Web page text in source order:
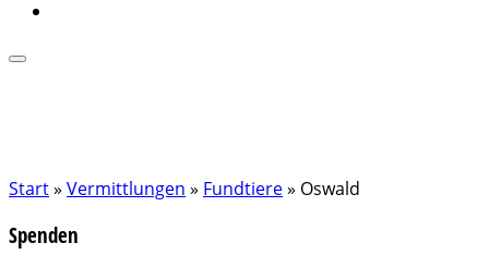
Start» Vermittlungen » Fundtiere» Oswald
Spenden